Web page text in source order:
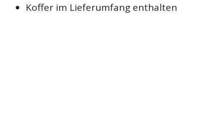
Koffer im Lieferumfang enthalten